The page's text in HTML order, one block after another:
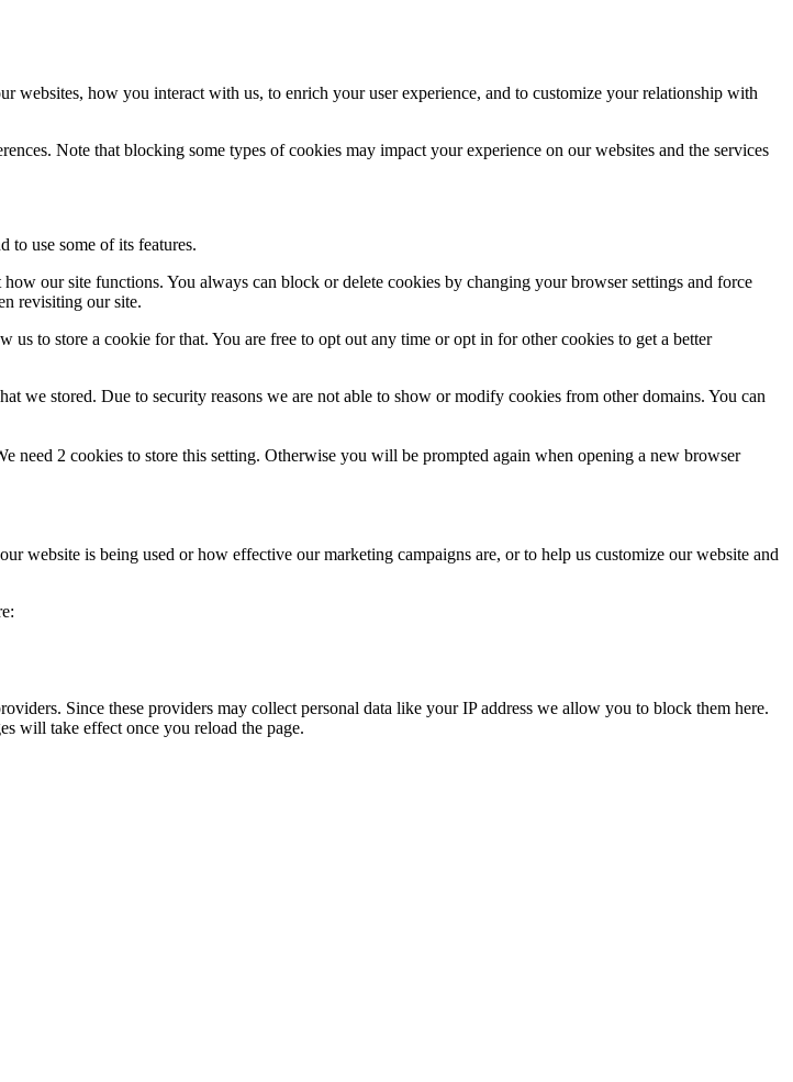
websites, how you interact with us, to enrich your user experience, and to customize your relationship with
Note that blocking some types of cookies may impact your experience on our websites and the services
to use some of its features.
our site functions. You always can block or delete cookies by changing your browser settings and force
revisiting our site.
to store a cookie for that. You are free to opt out any time or opt in for other cookies to get a better
we stored. Due to security reasons we are not able to show or modify cookies from other domains. You can
need 2 cookies to store this setting. Otherwise you will be prompted again when opening a new browser
website is being used or how effective our marketing campaigns are, or to help us customize our website and
Since these providers may collect personal data like your IP address we allow you to block them here.
will take effect once you reload the page.